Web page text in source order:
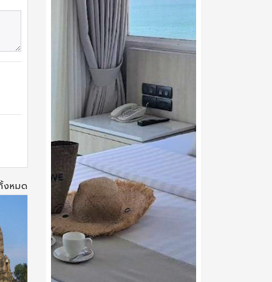
งหมด